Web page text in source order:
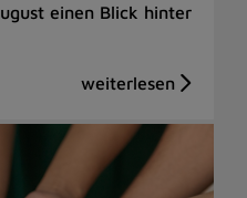
einen Blick hinter